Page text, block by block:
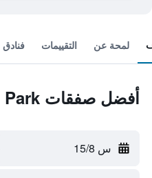
لمحة عن التقييمات
أفضل صفقات Kamchia Park
س 15/8